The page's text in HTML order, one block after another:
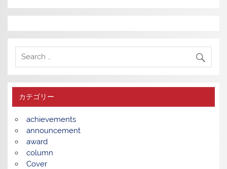
カテゴリー
achievements
announcement
award
column
Cover